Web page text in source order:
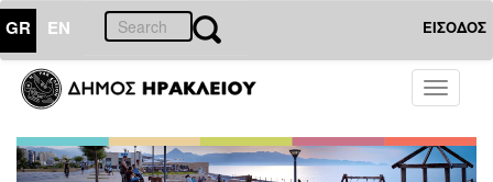
GR EN ΕΙΣΟΔΟΣ
Toggle
ΔΗΜΟΣ
Δελτία
Τύπου